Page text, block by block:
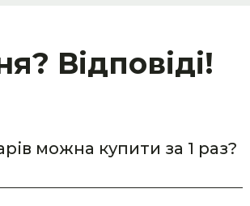
Відповіді!
можна купити за 1 раз?